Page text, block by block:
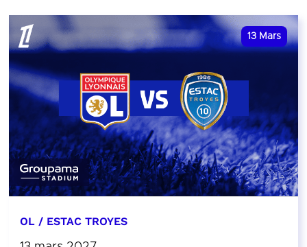
13 Mars
OL / ESTAC TROYES